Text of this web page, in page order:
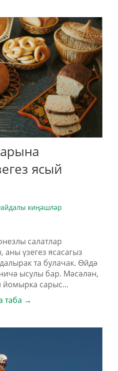
ясый
киңәшләр
салатлар
аны үзегез ясасагыз
та булачак. Өйдә
ысулы бар. Мәсәлән,
йомырка сарыс...
таба →